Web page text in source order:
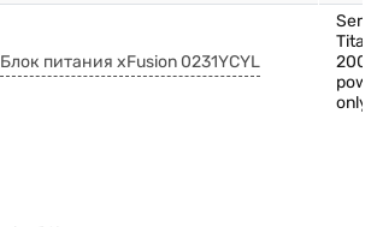
Блок питания xFusion 0231YCYL
only